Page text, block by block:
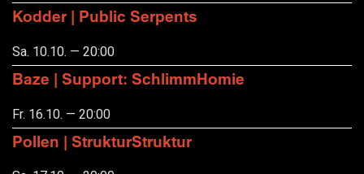
Kodder | Public Serpents
Sa. 10.10. — 20:00
Baze | Support: SchlimmHomie
Fr. 16.10. — 20:00
Pollen | StrukturStruktur